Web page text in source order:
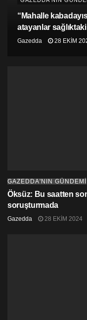
“Mahalle
atayanlar
Gazedda 28 EKIM
GAZEDDA'NIN GÜNDEMİ
Öksüz: Bu saatten
soruşturmada
Gazedda 28 EKIM 2024